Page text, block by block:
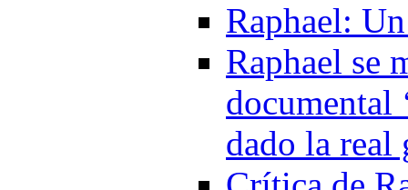
Raphael:
Raphael se
documental
dado la real